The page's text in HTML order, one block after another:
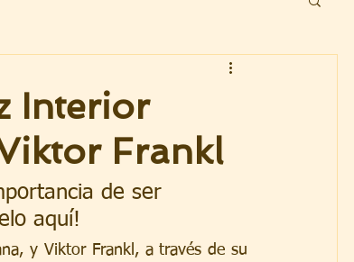
Interior
Frankl
de ser
aquí!